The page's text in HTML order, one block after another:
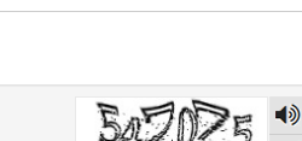
숫자
음성